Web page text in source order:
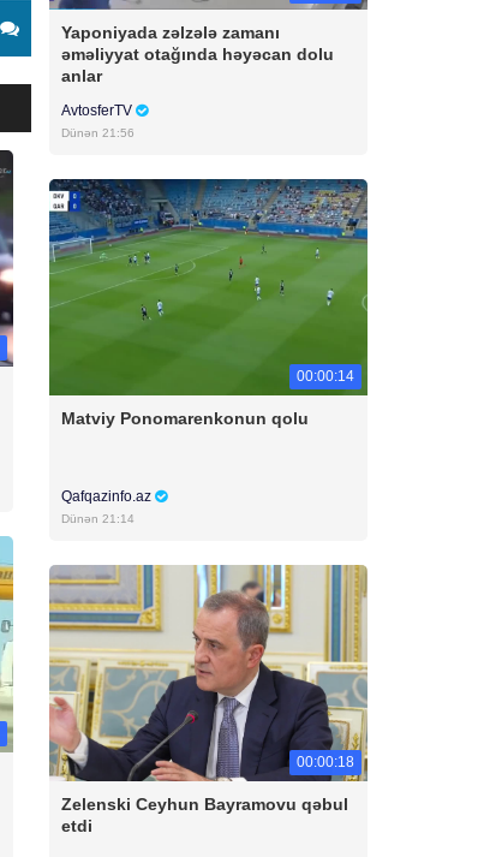
Yaponiyada zəlzələ zamanı
əməliyyat otağında həyəcan dolu
anlar
AvtosferTV
Dünən 21:56
00:00:14
Matviy Ponomarenkonun qolu
Qafqazinfo.az
Dünən 21:14
00:00:18
Zelenski Ceyhun Bayramovu qəbul
etdi